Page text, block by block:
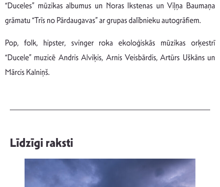
“Duceles” mūzikas albumus un Noras Ikstenas un Viļņa Baumaņa
grāmatu “Trīs no Pārdaugavas” ar grupas dalībnieku autogrāfiem.
Pop, folk, hipster, svinger roka ekoloģiskās mūzikas orķestrī
“Ducele” muzicē Andris Alviķis, Arnis Veisbārdis, Artūrs Uškāns un
Mārcis Kalniņš.
Līdzīgi raksti